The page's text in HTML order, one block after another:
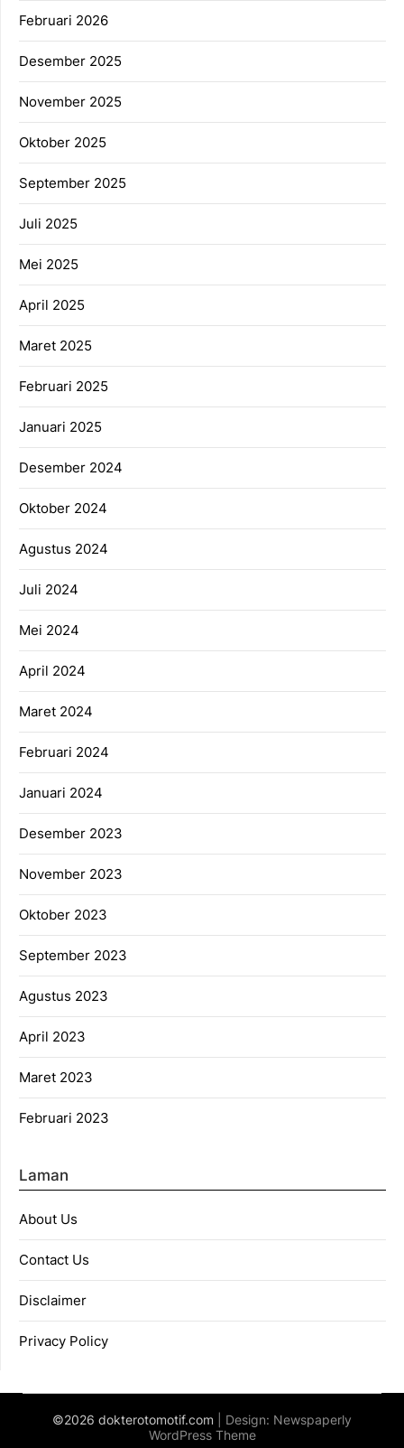
Februari 2026
Desember 2025
November 2025
Oktober 2025
September 2025
Juli 2025
Mei 2025
April 2025
Maret 2025
Februari 2025
Januari 2025
Desember 2024
Oktober 2024
Agustus 2024
Juli 2024
Mei 2024
April 2024
Maret 2024
Februari 2024
Januari 2024
Desember 2023
November 2023
Oktober 2023
September 2023
Agustus 2023
April 2023
Maret 2023
Februari 2023
Laman
About Us
Contact Us
Disclaimer
Privacy Policy
©2026 dokterotomotif.com | Design: Newspaperly
WordPress Theme